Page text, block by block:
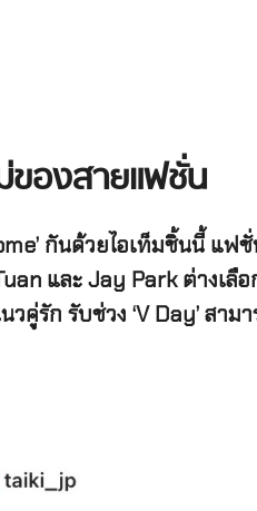
ของสายแฟชั่น
กันด้วยไอเท็มชิ้นนี้ แ
และ Jay Park ต่างเลื
รัก รับช่วง ‘V Day’ สา